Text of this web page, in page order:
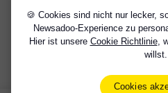
🍪 Cookies sind nicht nur lecker,
Newsadoo-Experience zu
Hier ist unsere Cookie Richtlinie,
willst.
Cookies